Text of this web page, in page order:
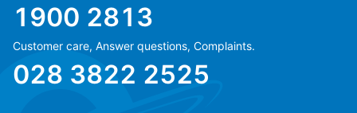
1900 2813
Customer care, Answer questions, Complaints.
028 3822 2525
(+84) 70 854 1213